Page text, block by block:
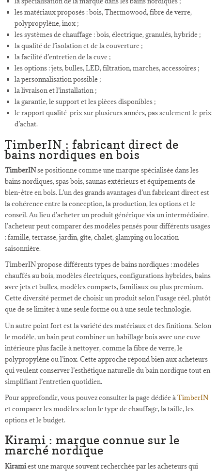
les matériaux proposés : bois, Thermowood, fibre de verre,
polypropylène, inox ;
les systèmes de chauffage : bois, électrique, granulés, hybride ;
la qualité de l’isolation et de la couverture ;
la facilité d’entretien de la cuve ;
les options : jets, bulles, LED, filtration, marches, accessoires ;
la personnalisation possible ;
la livraison et l’installation ;
la garantie, le support et les pièces disponibles ;
le rapport qualité-prix sur plusieurs années, pas seulement le prix
d’achat.
TimberIN : fabricant direct de
bains nordiques en bois
TimberINse positionne comme une marque spécialisée dans les
bains nordiques, spas bois, saunas extérieurs et équipements de
bien-être en bois. L’un des grands avantages d’un fabricant direct est
la cohérence entre la conception, la production, les options et le
conseil. Au lieu d’acheter un produit générique via un intermédiaire,
l’acheteur peut comparer des modèles pensés pour différents usages
: famille, terrasse, jardin, gîte, chalet, glamping ou location
saisonnière.
TimberIN propose différents types de bains nordiques : modèles
chauffés au bois, modèles électriques, configurations hybrides, bains
avec jets et bulles, modèles compacts, familiaux ou plus premium.
Cette diversité permet de choisir un produit selon l’usage réel, plutôt
que de se limiter à une seule forme ou à une seule technologie.
Un autre point fort est la variété des matériaux et des finitions. Selon
le modèle, un bain peut combiner un habillage bois avec une cuve
intérieure plus facile à nettoyer, comme la fibre de verre, le
polypropylène ou l’inox. Cette approche répond bien aux acheteurs
qui veulent conserver l’esthétique naturelle du bain nordique tout en
simplifiant l’entretien quotidien.
Pour approfondir, vous pouvez consulter la page dédiée àTimberIN
et comparer les modèles selon le type de chauffage, la taille, les
options et le budget.
Kirami : marque connue sur le
marché nordique
Kiramiest une marque souvent recherchée par les acheteurs qui